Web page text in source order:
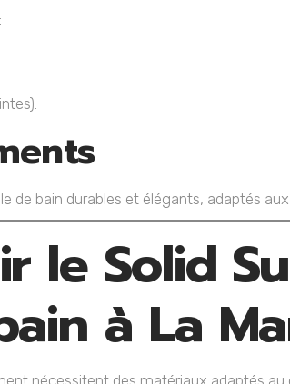
de bain durables et élégants, adaptés
le Solid
à La
nécessitent des matériaux adaptés